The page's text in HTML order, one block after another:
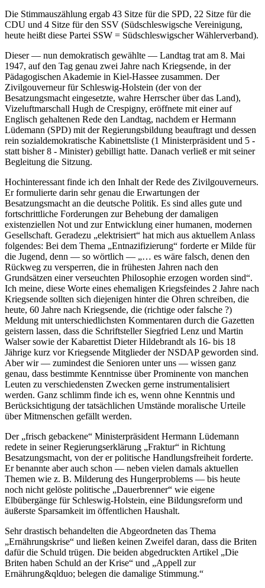
Die Stimmauszählung ergab 43 Sitze für die SPD, 22 Sitze für die
CDU und 4 Sitze für den SSV (Südschleswigsche Vereinigung,
heute heißt diese Partei SSW = Südschleswigscher Wählerverband).
Dieser — nun demokratisch gewählte — Landtag trat am 8. Mai
1947, auf den Tag genau zwei Jahre nach Kriegsende, in der
Pädagogischen Akademie in Kiel-Hassee zusammen. Der
Zivilgouverneur für Schleswig-Holstein (der von der
Besatzungsmacht eingesetzte, wahre Herrscher über das Land),
Vizeluftmarschall Hugh de Crespigny, eröffnete mit einer auf
Englisch gehaltenen Rede den Landtag, nachdem er Hermann
Lüdemann (SPD) mit der Regierungsbildung beauftragt und dessen
rein sozialdemokratische Kabinettsliste (1 Ministerpräsident und 5 -
statt bisher 8 - Minister) gebilligt hatte. Danach verließ er mit seiner
Begleitung die Sitzung.
Hochinteressant finde ich den Inhalt der Rede des Zivilgouverneurs.
Er formulierte darin sehr genau die Erwartungen der
Besatzungsmacht an die deutsche Politik. Es sind alles gute und
fortschrittliche Forderungen zur Behebung der damaligen
existenziellen Not und zur Entwicklung einer humanen, modernen
Gesellschaft. Geradezu
elektrisiert
hat mich aus aktuellem Anlass
folgendes: Bei dem Thema
Entnazifizierung
forderte er Milde für
die Jugend, denn — so wörtlich —
… es wäre falsch, denen den
Rückweg zu versperren, die in frühesten Jahren nach den
Grundsätzen einer verseuchten Philosophie erzogen worden sind .
Ich meine, diese Worte eines ehemaligen Kriegsfeindes 2 Jahre nach
Kriegsende sollten sich diejenigen hinter die Ohren schreiben, die
heute, 60 Jahre nach Kriegsende, die (richtige oder falsche ?)
Meldung mit unterschiedlichsten Kommentaren durch die Gazetten
geistern lassen, dass die Schriftsteller Siegfried Lenz und Martin
Walser sowie der Kabarettist Dieter Hildebrandt als 16- bis 18
Jährige kurz vor Kriegsende Mitglieder der NSDAP geworden sind.
Aber wir — zumindest die Senioren unter uns — wissen ganz
genau, dass bestimmte Kenntnisse über Prominente von manchen
Leuten zu verschiedensten Zwecken gerne instrumentalisiert
werden. Ganz schlimm finde ich es, wenn ohne Kenntnis und
Berücksichtigung der tatsächlichen Umstände moralische Urteile
über Mitmenschen gefällt werden.
Der frisch gebackene
Ministerpräsident Hermann Lüdemann
redete in seiner Regierungserklärung
Fraktur
in Richtung
Besatzungsmacht, von der er politische Handlungsfreiheit forderte.
Er benannte aber auch schon — neben vielen damals aktuellen
Themen wie z. B. Milderung des Hungerproblems — bis heute
noch nicht gelöste politische
Dauerbrenner
wie eigene
Elbübergänge für Schleswig-Holstein, eine Bildungsreform und
äußerste Sparsamkeit im öffentlichen Haushalt.
Sehr drastisch behandelten die Abgeordneten das Thema
Ernährungskrise
und ließen keinen Zweifel daran, dass die Briten
dafür die Schuld trügen. Die beiden abgedruckten Artikel
Die
Briten haben Schuld an der Krise
und
Appell zur
Ernährung&qlduo; belegen die damalige Stimmung.